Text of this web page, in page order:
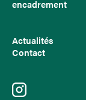
encadrement
Actualités
Contact